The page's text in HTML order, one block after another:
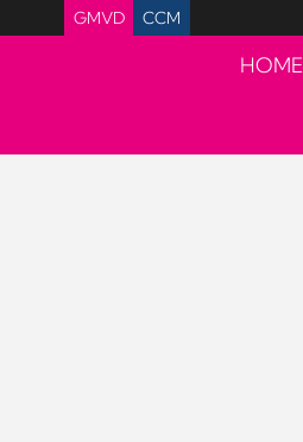
GMVD CCM
HOME